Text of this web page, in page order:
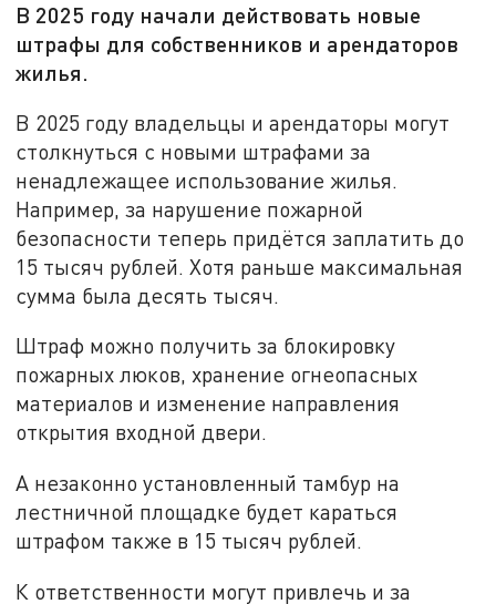
В 2025 году начали действовать новые
штрафы для собственников и арендаторов
жилья.
В 2025 году владельцы и арендаторы могут
столкнуться с новыми штрафами за
ненадлежащее использование жилья.
Например, за нарушение пожарной
безопасности теперь придётся заплатить до
15 тысяч рублей. Хотя раньше максимальная
сумма была десять тысяч.
Штраф можно получить за блокировку
пожарных люков, хранение огнеопасных
материалов и изменение направления
открытия входной двери.
А незаконно установленный тамбур на
лестничной площадке будет караться
штрафом также в 15 тысяч рублей.
К ответственности могут привлечь и за